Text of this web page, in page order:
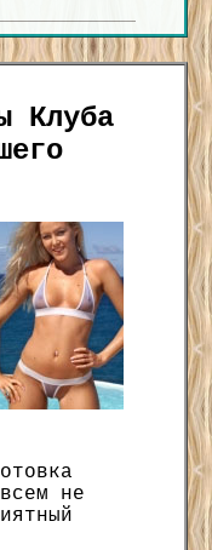
Клуба
не